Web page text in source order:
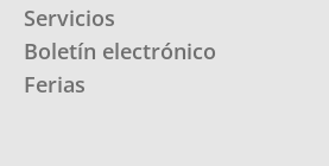
Servicios
Boletín electrónico
Ferias